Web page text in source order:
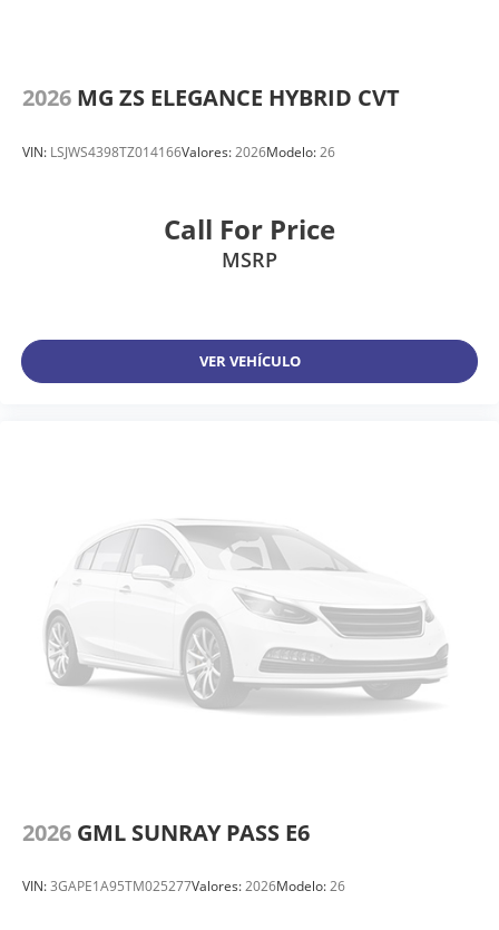
2026 MG ZS ELEGANCE HYBRID CVT
VIN: LSJWS4398TZ014166Valores:2026Modelo:26
Call For Price
MSRP
VER VEHÍCULO
2026 GML SUNRAY PASS E6
VIN:3GAPE1A95TM025277Valores:2026Modelo:26